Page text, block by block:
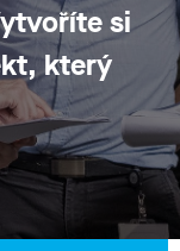
si
který